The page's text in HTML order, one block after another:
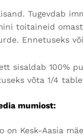
Tugevdab
toitaineid
Ennetuseks
sisaldab 100%
võta 1/4
mumiost:
on Kesk-Aasia